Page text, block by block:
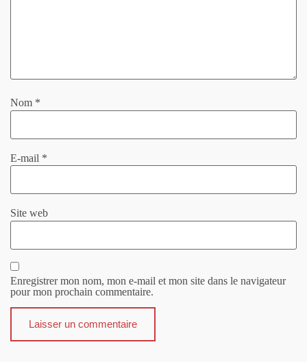
Nom *
E-mail *
Site web
Enregistrer mon nom, mon e-mail et mon site dans le navigateur
pour mon prochain commentaire.